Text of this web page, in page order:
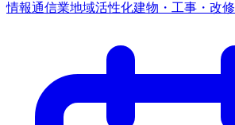
情報通信業地域活性化建物・工事・改